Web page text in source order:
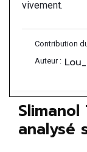
vivement.
Contribution
Auteur :
analysé